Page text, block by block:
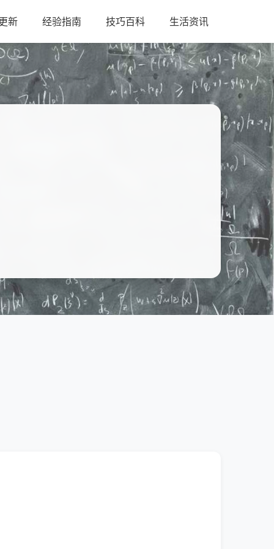
新 经验指南 技巧百科 生活资讯